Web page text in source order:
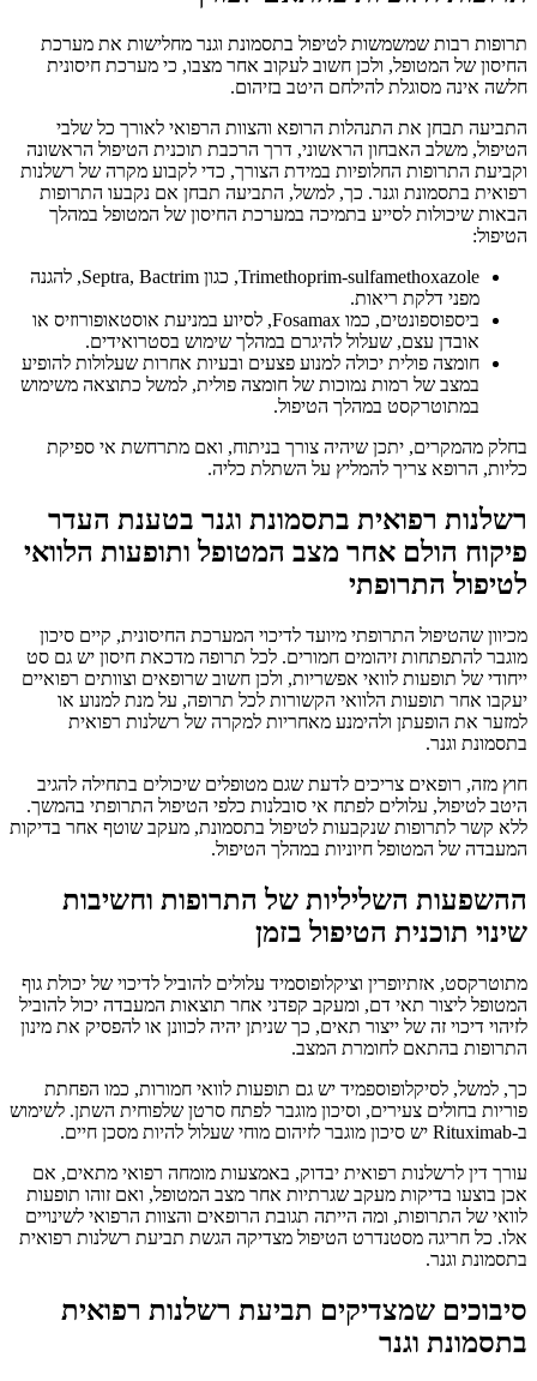
תרופות רבות שמשמשות לטיפול בתסמונת וגנר מחלישות את מערכת
החיסון של המטופל, ולכן חשוב לעקוב אחר מצבו, כי מערכת חיסונית
חלשה אינה מסוגלת להילחם היטב בזיהום.
התביעה תבחן את התנהלות הרופא והצוות הרפואי לאורך כל שלבי
הטיפול, משלב האבחון הראשוני, דרך הרכבת תוכנית הטיפול הראשונה
וקביעת התרופות החלופיות במידת הצורך, כדי לקבוע מקרה של רשלנות
רפואית בתסמונת וגנר. כך, למשל, התביעה תבחן אם נקבעו התרופות
הבאות שיכולות לסייע בתמיכה במערכת החיסון של המטופל במהלך
הטיפול:
Trimethoprim-sulfamethoxazole, כגון Septra, Bactrim, להגנה
מפני דלקת ריאות.
ביספוספונטים, כמו Fosamax, לסיוע במניעת אוסטאופורוזיס או
אובדן עצם, שעלול להיגרם במהלך שימוש בסטרואידים.
חומצה פולית יכולה למנוע פצעים ובעיות אחרות שעלולות להופיע
במצב של רמות נמוכות של חומצה פולית, למשל כתוצאה משימוש
במתוטרקסט במהלך הטיפול.
בחלק מהמקרים, יתכן שיהיה צורך בניתוח, ואם מתרחשת אי ספיקת
כליות, הרופא צריך להמליץ על השתלת כליה.
רשלנות רפואית בתסמונת וגנר בטענת העדר
פיקוח הולם אחר מצב המטופל ותופעות הלוואי
לטיפול התרופתי
מכיוון שהטיפול התרופתי מיועד לדיכוי המערכת החיסונית, קיים סיכון
מוגבר להתפתחות זיהומים חמורים. לכל תרופה מדכאת חיסון יש גם סט
ייחודי של תופעות לוואי אפשריות, ולכן חשוב שרופאים וצוותים רפואיים
יעקבו אחר תופעות הלוואי הקשורות לכל תרופה, על מנת למנוע או
למזער את הופעתן ולהימנע מאחריות למקרה של רשלנות רפואית
בתסמונת וגנר.
חוץ מזה, רופאים צריכים לדעת שגם מטופלים שיכולים בתחילה להגיב
היטב לטיפול, עלולים לפתח אי סובלנות כלפי הטיפול התרופתי בהמשך.
ללא קשר לתרופות שנקבעות לטיפול בתסמונת, מעקב שוטף אחר בדיקות
המעבדה של המטופל חיוניות במהלך הטיפול.
ההשפעות השליליות של התרופות וחשיבות
שינוי תוכנית הטיפול בזמן
מתוטרקסט, אזתיופרין וציקלופוסמיד עלולים להוביל לדיכוי של יכולת גוף
המטופל ליצור תאי דם, ומעקב קפדני אחר תוצאות המעבדה יכול להוביל
לזיהוי דיכוי זה של ייצור תאים, כך שניתן יהיה לכוונן או להפסיק את מינון
התרופות בהתאם לחומרת המצב.
כך, למשל, לסיקלופוספמיד יש גם תופעות לוואי חמורות, כמו הפחתת
פוריות בחולים צעירים, וסיכון מוגבר לפתח סרטן שלפוחית השתן. לשימוש
ב-Rituximab יש סיכון מוגבר לזיהום מוחי שעלול להיות מסכן חיים.
עורך דין לרשלנות רפואית יבדוק, באמצעות מומחה רפואי מתאים, אם
אכן בוצעו בדיקות מעקב שגרתיות אחר מצב המטופל, ואם זוהו תופעות
לוואי של התרופות, ומה הייתה תגובת הרופאים והצוות הרפואי לשינויים
אלו. כל חריגה מסטנדרט הטיפול מצדיקה הגשת תביעת רשלנות רפואית
בתסמונת וגנר.
סיבוכים שמצדיקים תביעת רשלנות רפואית
בתסמונת וגנר